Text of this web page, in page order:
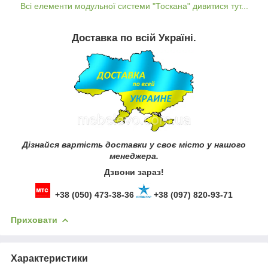
Всі елементи модульної системи "Тоскана" дивитися тут...
Доставка по всій Україні.
Дізнайся вартість доставки у своє місто у нашого
менеджера.
Дзвони зараз!
+38 (050) 473-38-36 +38 (097) 820-93-71
Приховати
Характеристики